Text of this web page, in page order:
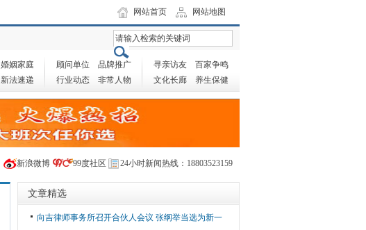
网站首页 网站地图
婚姻家庭
新法速递
顾问单位
品牌推广
行业动态
非常人物
寻亲访友
百家争鸣
文化长廊
养生保健
新浪微博 99度社区 24小时新闻热线：18803523159
文章精选
向吉律师事务所召开合伙人会议 张纲举当选为新一